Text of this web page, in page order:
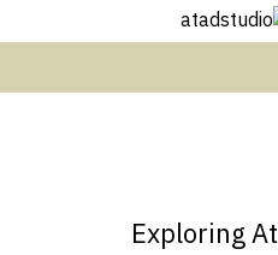
Exploring